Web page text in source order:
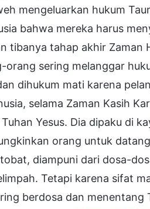
mengeluarkan hukum
bahwa mereka harus
tibanya tahap akhir Zaman
orang sering melanggar
dihukum mati karena
selama Zaman Kasih
Yesus. Dia dipaku di
orang untuk
diampuni dari dosa-
Tetapi karena sifat
berdosa dan menentang